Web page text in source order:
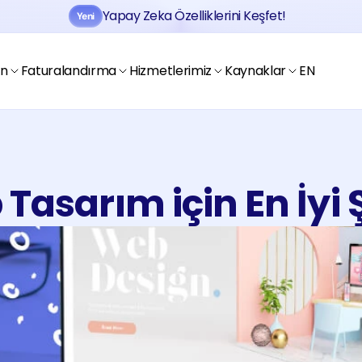
için En İyi
Yeni Yapay Zeka Özelliklerini Keşfet!
Faturalandırma Hizmetlerimiz Kaynaklar EN
Kaydol
Kaydol